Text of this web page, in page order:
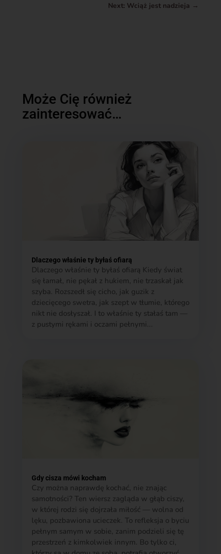
Next: Wciąż jest nadzieja →
Może Cię również
zainteresować…
Dlaczego właśnie ty byłaś ofiarą
Dlaczego właśnie ty byłaś ofiarą Kiedy świat
się łamał, nie pękał z hukiem, nie trzaskał jak
szyba. Rozszedł się cicho, jak guzik z
dziecięcego swetra, jak szept w tłumie, którego
nikt nie dosłyszał. I to właśnie ty stałaś tam —
z pustymi rękami i oczami pełnymi...
Gdy cisza mówi kocham
Czy można naprawdę kochać, nie znając
samotności? Ten wiersz zagląda w głąb ciszy,
w której rodzi się dojrzała miłość — wolna od
lęku, pozbawiona ucieczek. To refleksja o byciu
pełnym samym w sobie, zanim podzieli się tę
przestrzeń z kimkolwiek innym. Bo tylko ci,